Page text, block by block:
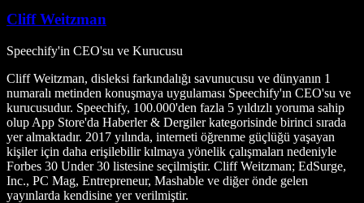
Cliff Weitzman
Speechify'in CEO'su ve Kurucusu
Cliff Weitzman, disleksi farkındalığı savunucusu ve dünyanın 1
numaralı metinden konuşmaya uygulaması Speechify'ın CEO'su ve
kurucusudur. Speechify, 100.000'den fazla 5 yıldızlı yoruma sahip
olup App Store'da Haberler & Dergiler kategorisinde birinci sırada
yer almaktadır. 2017 yılında, interneti öğrenme güçlüğü yaşayan
kişiler için daha erişilebilir kılmaya yönelik çalışmaları nedeniyle
Forbes 30 Under 30 listesine seçilmiştir. Cliff Weitzman; EdSurge,
Inc., PC Mag, Entrepreneur, Mashable ve diğer önde gelen
yayınlarda kendisine yer verilmiştir.